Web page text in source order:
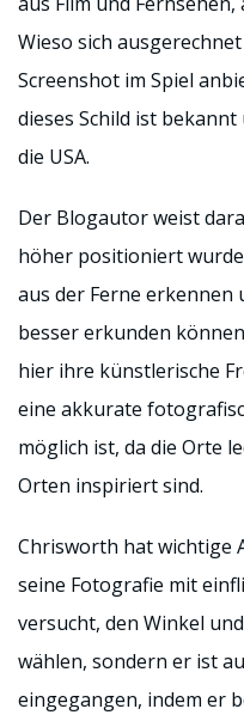
Wieso sich
Screenshot im Spiel
dieses Schild ist
die USA.
Der Blogautor weist
höher positioniert
aus der Ferne erkennen
besser erkunden
hier ihre künstlerische
eine akkurate
möglich ist, da die Orte
Orten inspiriert sind.
Chrisworth hat wichtige
seine Fotografie mit
versucht, den Winkel
wählen, sondern er ist
eingegangen, indem er